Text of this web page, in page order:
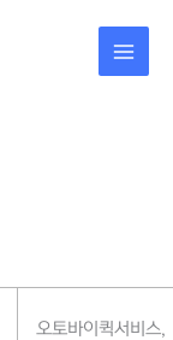
오토바이퀵서비스,